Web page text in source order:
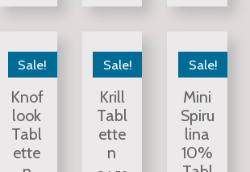
Sale!
Knof
look
Tabl
ette
Sale!
Krill
Tabl
ette
n
Sale!
Mini
Spiru
lina
10%